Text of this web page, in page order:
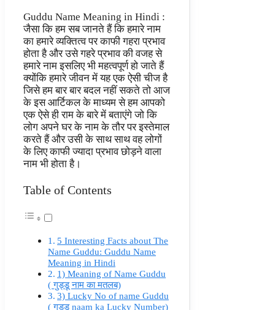
Guddu Name Meaning in Hindi :
जैसा कि हम सब जानते हैं कि हमारे नाम
का हमारे व्यक्तित्व पर काफी गहरा प्रभाव
होता है और उसे गहरे प्रभाव की वजह से
हमारे नाम इसलिए भी महत्वपूर्ण हो जाते हैं
क्योंकि हमारे जीवन में यह एक ऐसी चीज है
जिसे हम बार बार बदल नहीं सकते तो आज
के इस आर्टिकल के माध्यम से हम आपको
एक ऐसे ही राम के बारे में बताएंगे जो कि
लोग अपने घर के नाम के तौर पर इस्तेमाल
करते हैं और उसी के साथ साथ वह लोगों
के लिए काफी ज्यादा प्रभाव छोड़ने वाला
नाम भी होता है।
Table of Contents
5 Interesting Facts about The
Name Guddu: Guddu Name
Meaning in Hindi
1) Meaning of Name Guddu
( गुड्डू नाम का मतलब)
3) Lucky No of name Guddu
( गुड्डू naam ka Lucky Number)